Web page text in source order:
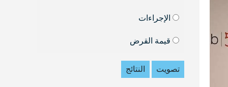
الإجراءات
قيمة القرض
تصويت النتائج